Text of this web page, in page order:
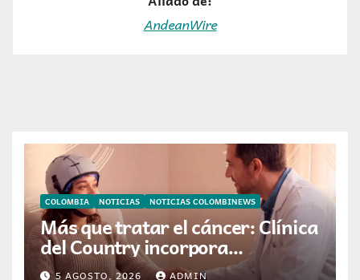
AndeanWire
COLOMBIA NOTICIAS NOTICIAS COLOMBINEWS
Más que tratar el cáncer: Clínica
del Country incorpora
tecnología que ayuda a
5 AGOSTO, 2026 ADMIN